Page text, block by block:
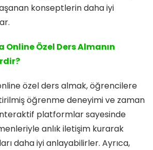
konseptlerin daha iyi
Online Özel Ders Almanın
özel ders almak, öğrencilere
öğrenme deneyimi ve zaman
platformlar sayesinde
anlık iletişim kurarak
daha iyi anlayabilirler. Ayrıca,